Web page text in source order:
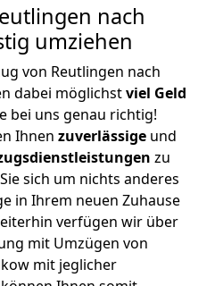
nach
umziehen
von Reutlingen nach
dabei möglichstviel Geld
bei uns genau richtig!
Ihnen zuverlässige und
zu
sich um nichts anderes
in Ihrem neuen Zuhause
verfügen wir über
mit Umzügen von
mit jeglicher